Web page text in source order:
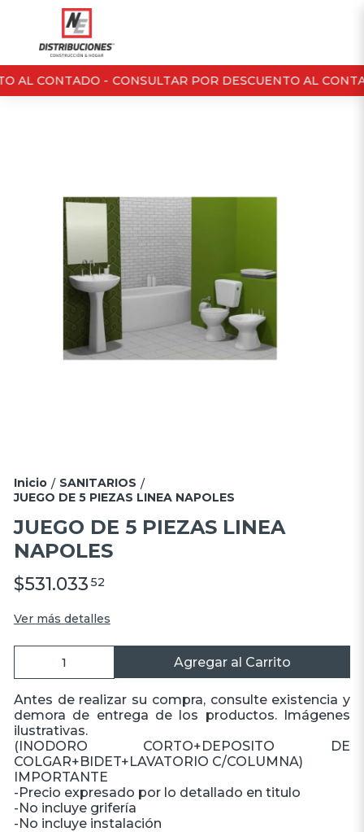
AL CONTADO - CONSULTAR POR DESCUENTO AL
Inicio / SANITARIOS /
JUEGO DE 5 PIEZAS LINEA NAPOLES
JUEGO DE 5 PIEZAS LINEA
NAPOLES
$531.03352
Ver más detalles
Agregar al Carrito
Antes de realizar su compra, consulte existencia y
demora de entrega de los productos. Imágenes
ilustrativas.
(INODORO CORTO+DEPOSITO DE
COLGAR+BIDET+LAVATORIO C/COLUMNA)
IMPORTANTE
-Precio expresado por lo detallado en titulo
-No incluye grifería
-No incluye instalación